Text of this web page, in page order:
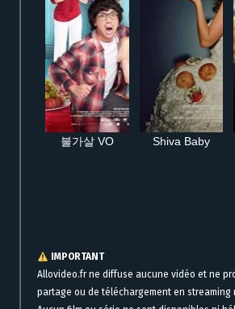
불가살 VO Shiva Baby
IMPORTANT
Allovideo.fr ne diffuse aucune vidéo et ne
partage ou de téléchargement en streaming